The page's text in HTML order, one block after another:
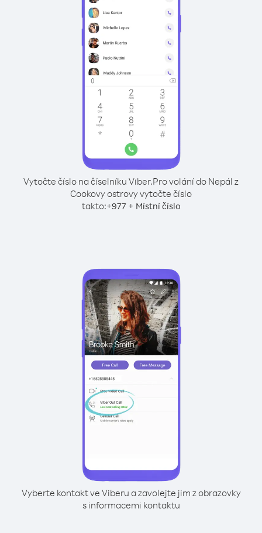
Vytočte číslo na číselníku Viber.Pro volání do Nepál z
Cookovy ostrovy vytočte číslo
takto:+977+ Místní číslo
Vyberte kontakt ve Viberu a zavolejte jim z obrazovky
s informacemi kontaktu